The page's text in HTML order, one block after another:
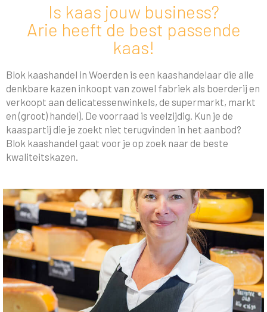
Is kaas jouw business?
Arie heeft de best passende
kaas!
Blok kaashandel in Woerden is een kaashandelaar die alle
denkbare kazen inkoopt van zowel fabriek als boerderij en
verkoopt aan delicatessenwinkels, de supermarkt, markt
en (groot) handel). De voorraad is veelzijdig. Kun je de
kaaspartij die je zoekt niet terugvinden in het aanbod?
Blok kaashandel gaat voor je op zoek naar de beste
kwaliteitskazen.